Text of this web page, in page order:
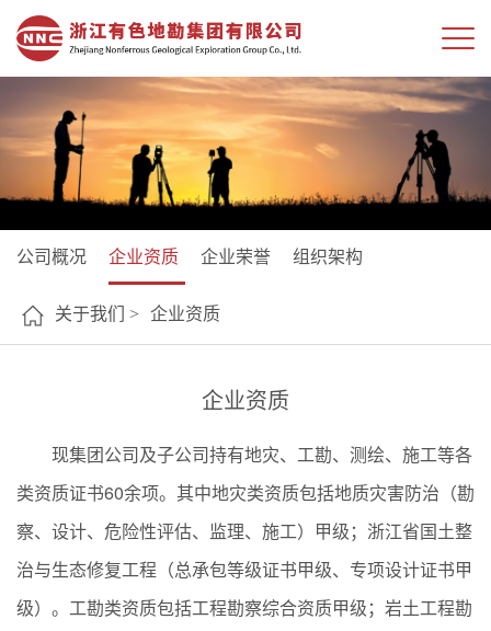
公司概况 企业资质 企业荣誉 组织架构
关于我们 > 企业资质
企业资质
现集团公司及子公司持有地灾、工勘、测绘、施工等各
类资质证书60余项。其中地灾类资质包括地质灾害防治（勘
察、设计、危险性评估、监理、施工）甲级；浙江省国土整
治与生态修复工程（总承包等级证书甲级、专项设计证书甲
级）。工勘类资质包括工程勘察综合资质甲级；岩土工程勘